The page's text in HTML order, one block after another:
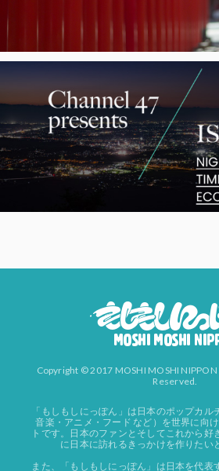
Copyright © 2017 MOSHI MOSHI
Reserved.
「もしもしにっぽん」は日本のポップカル
音楽・アニメ・フード など）を世界に向
トです。日本のファンとそしてこれから好
に日本に訪れるきっかけを作りたい
また、「もしもしにっぽん」は日本を代表